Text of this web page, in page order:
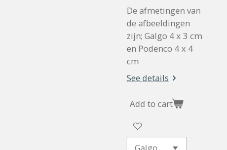
De afmetingen van
de afbeeldingen
zijn; Galgo 4 x 3 cm
en Podenco 4 x 4
cm
See details
Add to cart